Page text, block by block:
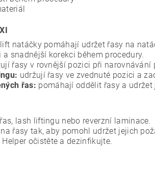
natáčky pomáhají udržet řasy na
snadnější korekci během procedury.
řasy v rovnější pozici při narovnávání
udržují řasy ve zvednuté pozici a
řas: pomáhají oddělit řasy a
lash liftingu nebo reverzní laminace.
řasy tak, aby pomohl udržet jejich
očistěte a dezinfikujte.